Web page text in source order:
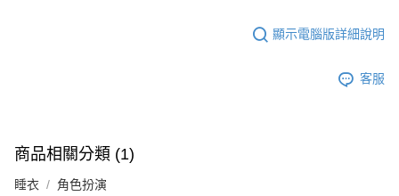
顯示電腦版詳細說明
客服
商品相關分類 (1)
睡衣 角色扮演